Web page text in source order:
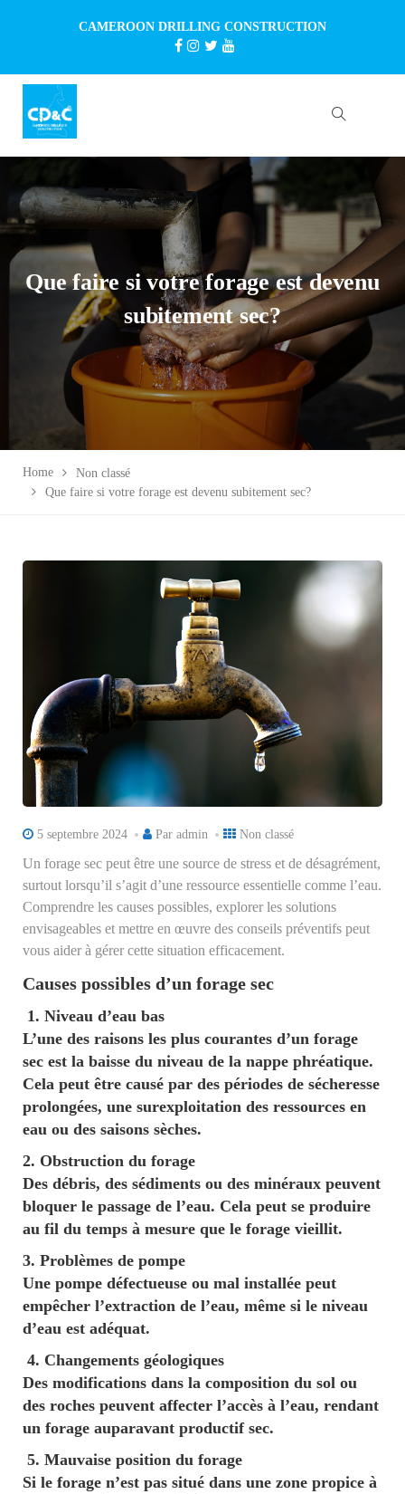
CAMEROON DRILLING CONSTRUCTION
Que faire si votre forage est devenu
subitement sec?
Home
Non classé
Que faire si votre forage est devenu subitement sec?
5 septembre 2024 Par admin Non classé
Un forage sec peut être une source de stress et de désagrément,
surtout lorsqu’il s’agit d’une ressource essentielle comme l’eau.
Comprendre les causes possibles, explorer les solutions
envisageables et mettre en œuvre des conseils préventifs peut
vous aider à gérer cette situation efficacement.
Causes possibles d’un forage sec
1. Niveau d’eau bas
L’une des raisons les plus courantes d’un forage
sec est la baisse du niveau de la nappe phréatique.
Cela peut être causé par des périodes de sécheresse
prolongées, une surexploitation des ressources en
eau ou des saisons sèches.
2. Obstruction du forage
Des débris, des sédiments ou des minéraux peuvent
bloquer le passage de l’eau. Cela peut se produire
au fil du temps à mesure que le forage vieillit.
3. Problèmes de pompe
Une pompe défectueuse ou mal installée peut
empêcher l’extraction de l’eau, même si le niveau
d’eau est adéquat.
4. Changements géologiques
Des modifications dans la composition du sol ou
des roches peuvent affecter l’accès à l’eau, rendant
un forage auparavant productif sec.
5. Mauvaise position du forage
Si le forage n’est pas situé dans une zone propice à